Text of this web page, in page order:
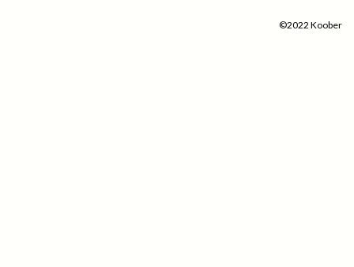
©2022 Koober